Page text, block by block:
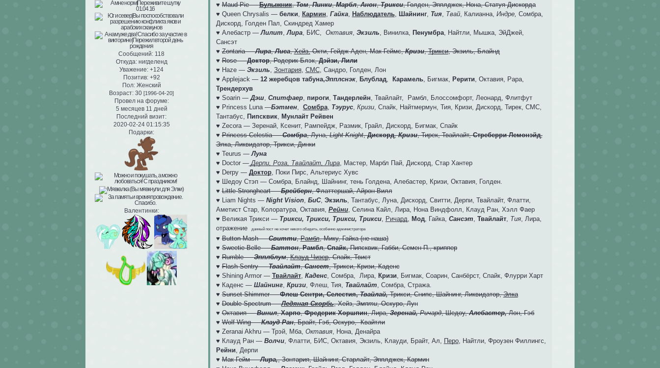
Сообщений: 118
Откуда:нигделенд
Уважение: +124
Позитив: +92
Пол:Женский
Возраст: 30 [1996-04-20]
Провел на форуме:
5 месяцев 11 дней
Последний визит:
2020-02-24 01:15:35
Подарки:
Валентинки:
♥Maud Pie —Булыжник,Том,Пинки,Марбл,Анон,Трикси, Голден, Эпплджек, Нона, Статуя Дискорда
♥ Queen Chrysalis — белки, Кармин, Гайка, Наблюдатель, Шайнинг, Тия, Твай, Калианна, Индре, Сомбра,
Дискорд, Голден Пал, Скиндред Хамер
♥ Алебастр —Лилит,Лира, БИС, Октавия, Экзиль, Винилка, Пенумбра, Найтли, Мышка, ЭйДжей,
Сансэт
♥Zontaria —Лира,Лиса,Хейз,Окти, Гейдж Аден, Мак Геймс,Кризи,Трикси, Экзиль, Блайнд
♥Rose —Доктор, Родерик Блэк,Дэйзи, Лили
♥ Haze — Экзиль, Зонтария, СМС, Сандро, Голден, Лон
♥ Applejack — 12 жеребцов табуна,Эпплснэк, Блублад, Карамель, Бигмак, Рерити, Октавия, Рара,
Трендерхув
♥ Soarin —Дэш, Спитфаер, пироги, Тандерлейн, Твайлайт, Рамбл, Блоссомфорт, Леонард, Флитфут
♥ Princess Luna —Бэтмен, Сомбра, Тэурус, Кризи, Спайк, Найтмермун, Тия, Кризи, Дискорд, Тирек, СМС,
Тантабус, Пипсквик, Мунлайт Рейвен
♥ Zecora — Зеренай, Ксенит, Рампейдж, Размик, Грайл, Дискорд, Бигмак, Спайк
♥Princess Celestia —Сомбра, Луна,Light Knight,Дискорд,Кризи, Тирек, Твайлайт,Стреберри Лемонэйд,
Элка, Ликвидатор, Трикси, Динки
♥ Teurus —Луна
♥ Doctor —Дерпи, Роза, Твайлайт, Лира, Мастер, Марбл Пай, Дискорд, Стар Хантер
♥ Derpy — Доктор, Поки Пирс, Альтериус Хувс
♥ Шедоу Стэп — Сомбра, Блайнд, Шайнинг, тень Голдена, Алебастер, Кризи, Октавия, Голден.
♥Little Strongheart —Брейберн, Флаттершай, Айрон Вилл
♥ Liam Nights — Night Vision, БиС, Экзиль, Тантабус, Луна, Дискорд, Свитти, Дерпи, Твайлайт, Флатти,
Аметист Стар, Колоратура, Октавия, Рейни, Селина Кайл, Лира, Нона Виндфолл, Клауд Ран, Хэлл Фаер
♥ Великая Трикси — Трикси, Трикси, Трикси, Трикси, Ричард, Мод, Гайка, Сансэт, Твайлайт, Тия, Лира,
отражение
данный пост не хочет никого обидеть, особенно администратора
♥Button Mash —Свитти,Рамбл, Мику, Гайка (не наша)
♥Sweetie Belle —Баттон,Рамбл,Спайк,Пипсквик, Габби, Семен П., криппер
♥Rumble —Эпплблум,Клауд Чизер, Спайк, Твист
♥Flash Sentry —Твайлайт,Сансет, Трикси, Кризи, Каденс
♥ Shining Armor — Твайлайт, Каденс, Сомбра, Лира, Кризи, Бигмак, Соарин, Санбёрст, Спайк, Флурри Харт
♥ Каденс —Шайнинг, Кризи, Флеш, Тия, Твайлайт, Сомбра, Стража.
♥Sunset Shimmer —Флеш Сентри,Селестия, Твайлай,Трикси, Снипс, Шайнинг, Ликвидатор,Элка
♥Double Spectrum —Ледяная Скорбь, Хейз,Эмпти, Оскуро, Лун
♥Октавия —Винил,Харпо,Фредерик Хоршпин, Лира,Зеренай, Ричард, Шедоу,Алебастер,Лон, Гэб
♥Wolf Wing —Клауд Ран, Брайт, Гэб, Оскуро, Квайтли
♥ Zeranai Akhru — Трэй, Мба, Октавия, Нона, Денайра
♥ Клауд Ран — Волчи, Флатти, БИС, Октавия, Экзиль, Клауди, Брайт, Ал, Перо, Найтли, Фроузен Филлингс,
Рейни, Дерпи
♥Мак Гейм —Лира,, Зонтария, Шайнинг, Старлайт, Эпплджек, Кармин